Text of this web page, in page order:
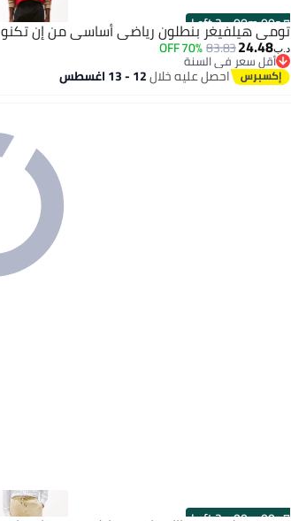
00m:00s
·
3 Left
تومي هيلفيغر بنطلون رياضي أساسي من إن تكنو
د.ب‏24.48
83.83
70% OFF
أقل سعر في السنة
أقل سعر في السنة
احصل عليه خلال12 - 13 اغسطس